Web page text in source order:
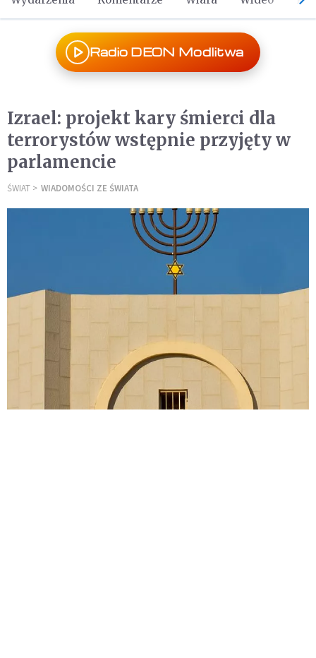
Radio DEON Modlitwa
Izrael: projekt kary śmierci dla
terrorystów wstępnie przyjęty w
parlamencie
ŚWIAT WIADOMOŚCI ZE ŚWIATA